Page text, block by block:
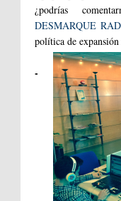
¿podrías
DESMARQUE
política de expansión
-